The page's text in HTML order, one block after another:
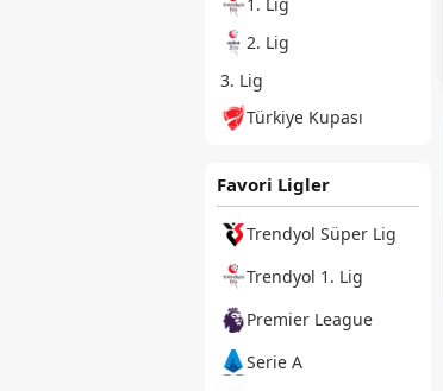
2. Lig
3. Lig
Türkiye Kupası
Favori Ligler
Trendyol Süper Lig
Trendyol 1. Lig
Premier League
Serie A